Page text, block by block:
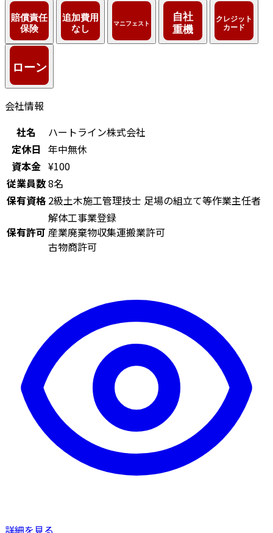
会社情報
社名
ハートライン株式会社
定休日 年中無休
資本金 ¥100
従業員数8名
保有資格 2級土木施工管理技士 足場の組立て等作業主任者
保有許可
解体工事業登録
産業廃棄物収集運搬業許可
古物商許可
詳細を見る